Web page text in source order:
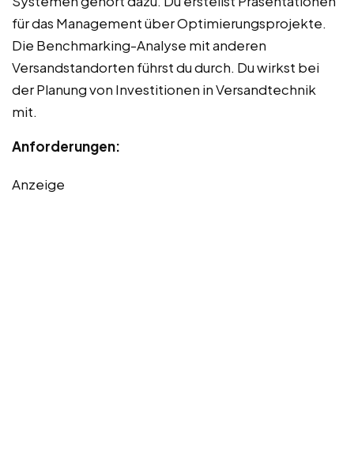
für das Management über Optimierungsprojekte.
Die Benchmarking-Analyse mit anderen
Versandstandorten führst du durch. Du wirkst bei
der Planung von Investitionen in Versandtechnik
mit.
Anforderungen:
Anzeige